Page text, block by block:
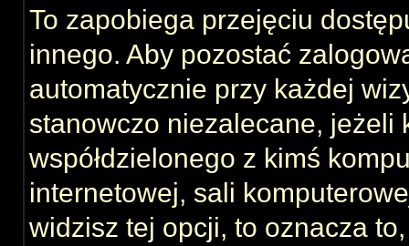
To zapobiega przejęciu
innego. Aby pozostać
automatycznie przy każdej
stanowczo niezalecane, jeżeli
współdzielonego z kimś
internetowej, sali
widzisz tej opcji, to oznacza